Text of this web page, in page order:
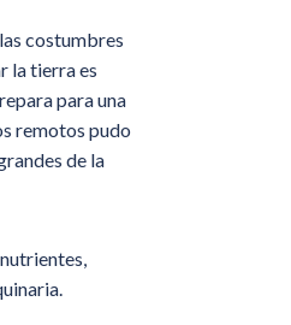
costumbres
la tierra es
para una
remotos pudo
de la